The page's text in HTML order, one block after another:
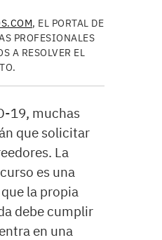
, EL PORTAL DE
PROFESIONALES
A RESOLVER EL
19, muchas
que solicitar
La
es una
la propia
debe cumplir
en una